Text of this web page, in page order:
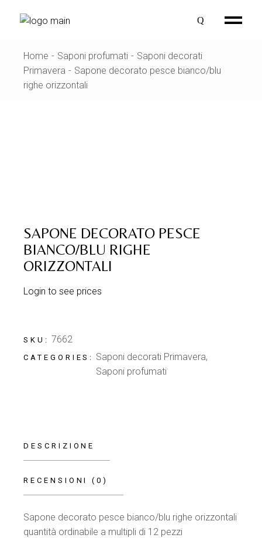
Home Saponi profumati
Saponi decorati
Primavera
Sapone decorato pesce bianco/blu
righe orizzontali
SAPONE DECORATO PESCE
BIANCO/BLU RIGHE
ORIZZONTALI
Login to see prices
SKU: 7662
CATEGORIES: Saponi decorati Primavera,
Saponi profumati
DESCRIZIONE
RECENSIONI (0)
Sapone decorato pesce bianco/blu righe orizzontali
quantità ordinabile a multipli di 12 pezzi